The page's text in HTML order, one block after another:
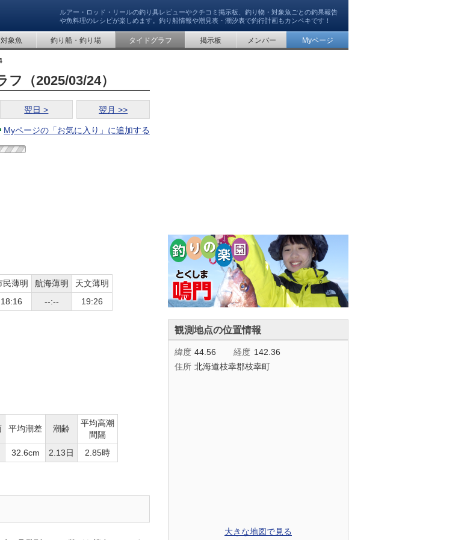
ルアー・ロッド・リールの釣り具レビューやクチコミ掲示板、釣り物・対象魚ごとの釣果報告
や魚料理のレシピが楽しめます。釣り船情報や潮見表・潮汐表で釣行計画もカンペキです！
象魚 釣り船・釣り場 タイドグラフ 掲示板 メンバー Myページ
（2025/03/24）
翌月 >>
翌日 >
Myページの「お気に入り」に追加する
民薄明 航海薄明
天文薄明
18:16 --:-- 19:26
平均潮差 潮齢
平均高潮
間隔
32.6cm 2.13日 2.85時
観測地点の位置情報
緯度 44.56 経度 142.36
住所 北海道枝幸郡枝幸町
大きな地図で見る